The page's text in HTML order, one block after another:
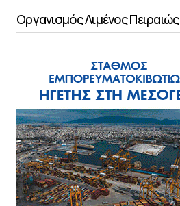
Οργανισμός Λιμένος Πειραιώς